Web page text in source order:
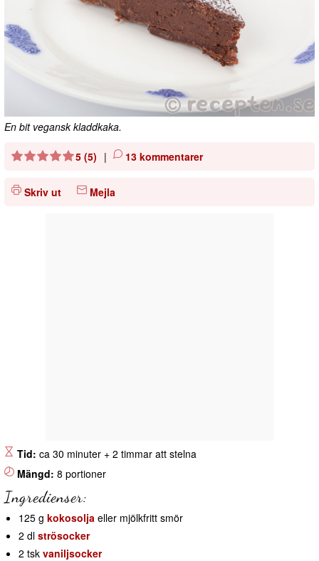
En bit vegansk kladdkaka.
5 (5) | 13 kommentarer
Skriv ut Mejla
Tid: ca 30 minuter + 2 timmar att stelna
Mängd: 8 portioner
Ingredienser:
125 g kokosolja eller mjölkfritt smör
2 dl strösocker
2 tsk vaniljsocker